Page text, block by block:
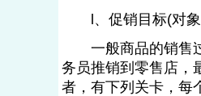
l、促销目标(对象)
一般商品的销售过
务员推销到零售店，
者，有下列关卡，每